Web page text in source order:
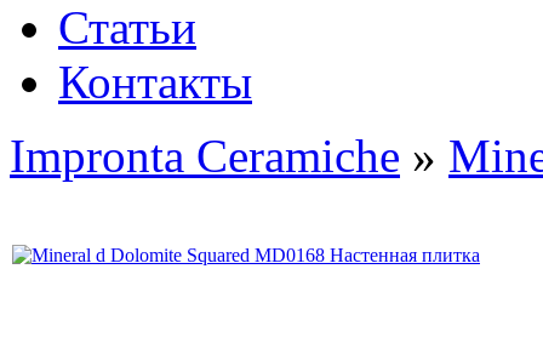
Статьи
Контакты
Impronta Ceramiche »